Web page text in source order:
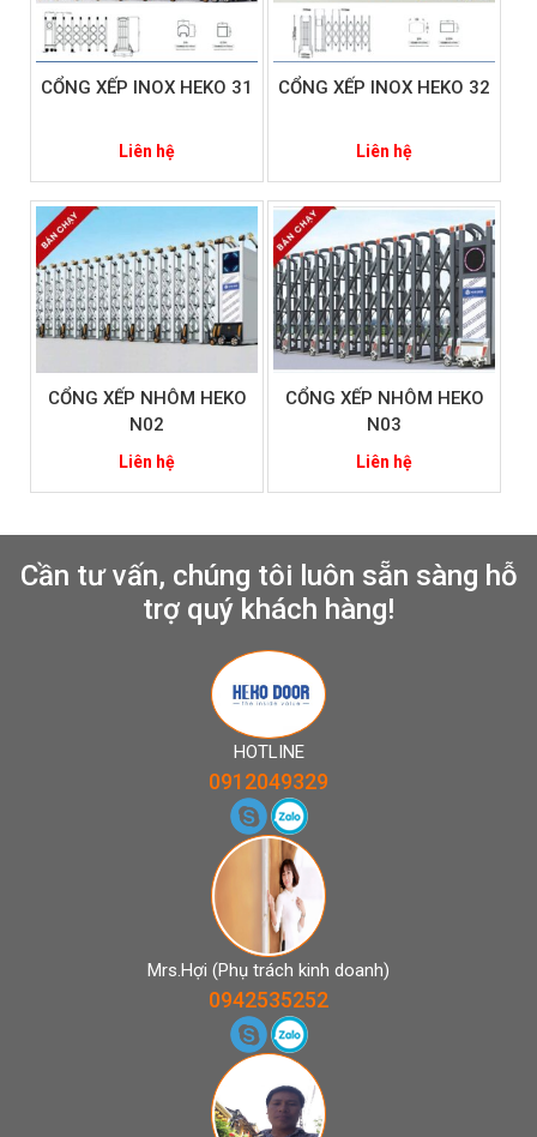
CỔNG XẾP INOX HEKO 31
Liên hệ
CỔNG XẾP INOX HEKO 32
Liên hệ
CỔNG XẾP NHÔM HEKO
N02
Liên hệ
CỔNG XẾP NHÔM HEKO
N03
Liên hệ
Cần tư vấn, chúng tôi luôn sẵn sàng hỗ
trợ quý khách hàng!
HOTLINE
0912049329
Mrs.Hợi (Phụ trách kinh doanh)
0942535252